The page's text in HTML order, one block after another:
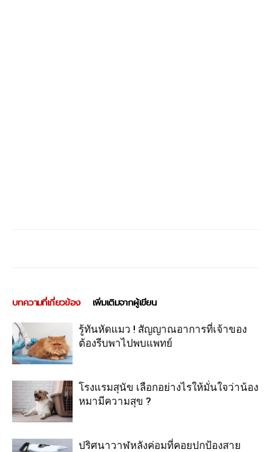
บทความที่เกี่ยวข้อง เพิ่มเติมจากผู้เขียน
รู้ทันหัดแมว ! สัญญาณอาการที่เจ้าของ
ต้องรีบพาไปพบแพทย์
โรงแรมสุนัข เลือกอย่างไรให้มั่นใจว่าน้อง
หมามีความสุข ?
ปริศนาวาฬหลังค่อมที่คอยปกป้องสาย